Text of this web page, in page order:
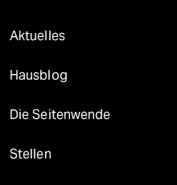
Aktuelles
Hausblog
Die Seitenwende
Stellen